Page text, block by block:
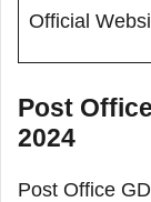
Official
Post
2024
Post Office